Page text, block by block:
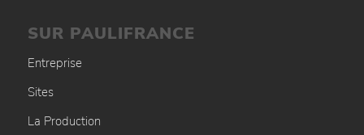
SUR PAULIFRANCE
Entreprise
Sites
La Production